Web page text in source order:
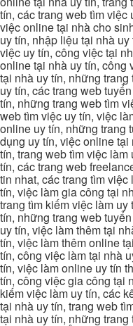
tín, các trang web tìm việc
việc online tại nhà cho
uy tín, nhập liệu tại nhà
việc uy tín, công việc tại
online tại nhà uy tín, công
tại nhà uy tín, những
uy tín, các trang web
tín, những trang web tìm
web tìm việc uy tín, việc
online uy tín, những trang
dụng uy tín, việc online
tín, trang web tìm việc
tín, các trang web
tin nhat, các trang tìm
tín, việc làm gia công tại
trang tìm kiếm việc làm
tín, những trang web
uy tín, việc làm thêm tại
tín, việc làm thêm online
tín, công việc làm tại nhà
tín, việc làm online uy tín
tín, công việc gia công tại
kiếm việc làm uy tín, các
tại nhà uy tín, trang web
tại nhà uy tín, những